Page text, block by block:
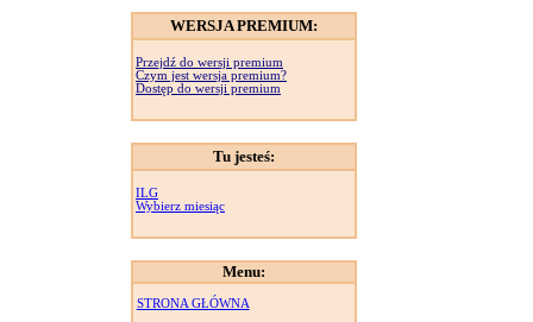
WERSJA PREMIUM:
Przejdź do wersji premium
Czym jest wersja premium?
Dostęp do wersji premium
Tu jesteś:
ILG
Wybierz miesiąc
Menu:
STRONA GŁÓWNA